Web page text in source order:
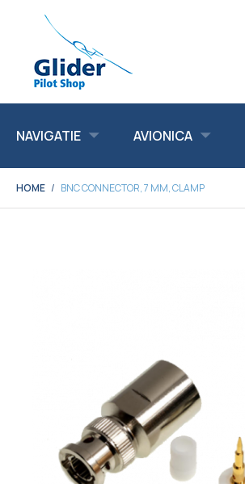
NAVIGATIE AVIONICA
HOME BNC CONNECTOR, 7 MM, CLAMP